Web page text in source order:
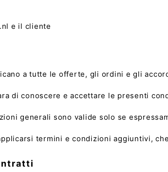
e il cliente
a tutte le offerte, gli ordini e gli
di conoscere e accettare le presenti
generali sono valide solo se
termini e condizioni aggiuntivi,